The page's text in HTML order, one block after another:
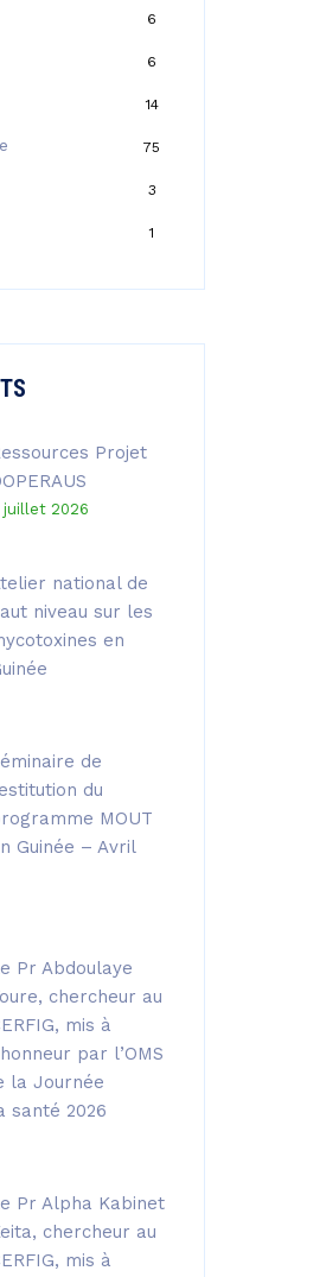
6
6
14
75
3
1
Projet
juillet 2026
national de
niveau sur les
en
de
du
MOUT
Guinée – Avril
Pr Abdoulaye
chercheur au
mis à
par l’OMS
la Journée
santé 2026
Pr Alpha Kabinet
chercheur au
mis à